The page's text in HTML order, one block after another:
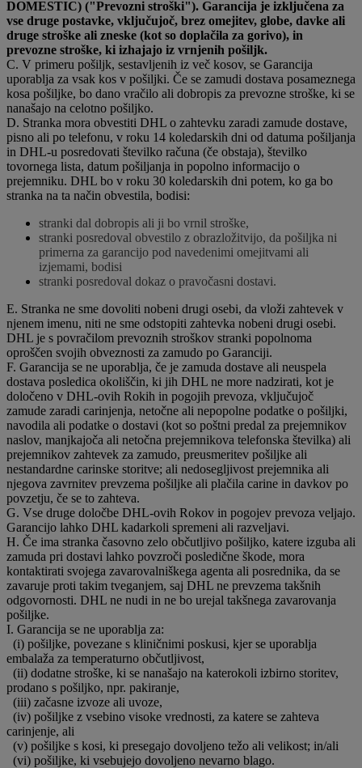
DOMESTIC) ("Prevozni stroški"). Garancija je izključena za
vse druge postavke, vključujoč, brez omejitev, globe, davke ali
druge stroške ali zneske (kot so doplačila za gorivo), in
prevozne stroške, ki izhajajo iz vrnjenih pošiljk.
C. V primeru pošiljk, sestavljenih iz več kosov, se Garancija
uporablja za vsak kos v pošiljki. Če se zamudi dostava posameznega
kosa pošiljke, bo dano vračilo ali dobropis za prevozne stroške, ki se
nanašajo na celotno pošiljko.
D. Stranka mora obvestiti DHL o zahtevku zaradi zamude dostave,
pisno ali po telefonu, v roku 14 koledarskih dni od datuma pošiljanja
in DHL-u posredovati številko računa (če obstaja), številko
tovornega lista, datum pošiljanja in popolno informacijo o
prejemniku. DHL bo v roku 30 koledarskih dni potem, ko ga bo
stranka na ta način obvestila, bodisi:
stranki dal dobropis ali ji bo vrnil stroške,
stranki posredoval obvestilo z obrazložitvijo, da pošiljka ni
primerna za garancijo pod navedenimi omejitvami ali
izjemami, bodisi
stranki posredoval dokaz o pravočasni dostavi.
E. Stranka ne sme dovoliti nobeni drugi osebi, da vloži zahtevek v
njenem imenu, niti ne sme odstopiti zahtevka nobeni drugi osebi.
DHL je s povračilom prevoznih stroškov stranki popolnoma
oproščen svojih obveznosti za zamudo po Garanciji.
F. Garancija se ne uporablja, če je zamuda dostave ali neuspela
dostava posledica okoliščin, ki jih DHL ne more nadzirati, kot je
določeno v DHL-ovih Rokih in pogojih prevoza, vključujoč
zamude zaradi carinjenja, netočne ali nepopolne podatke o pošiljki,
navodila ali podatke o dostavi (kot so poštni predal za prejemnikov
naslov, manjkajoča ali netočna prejemnikova telefonska številka) ali
prejemnikov zahtevek za zamudo, preusmeritev pošiljke ali
nestandardne carinske storitve; ali nedosegljivost prejemnika ali
njegova zavrnitev prevzema pošiljke ali plačila carine in davkov po
povzetju, če se to zahteva.
G. Vse druge določbe DHL-ovih Rokov in pogojev prevoza veljajo.
Garancijo lahko DHL kadarkoli spremeni ali razveljavi.
H. Če ima stranka časovno zelo občutljivo pošiljko, katere izguba ali
zamuda pri dostavi lahko povzroči posledične škode, mora
kontaktirati svojega zavarovalniškega agenta ali posrednika, da se
zavaruje proti takim tveganjem, saj DHL ne prevzema takšnih
odgovornosti. DHL ne nudi in ne bo urejal takšnega zavarovanja
pošiljke.
I. Garancija se ne uporablja za:
(i) pošiljke, povezane s kliničnimi poskusi, kjer se uporablja
embalaža za temperaturno občutljivost,
(ii) dodatne stroške, ki se nanašajo na katerokoli izbirno storitev,
prodano s pošiljko, npr. pakiranje,
(iii) začasne izvoze ali uvoze,
(iv) pošiljke z vsebino visoke vrednosti, za katere se zahteva
carinjenje, ali
(v) pošiljke s kosi, ki presegajo dovoljeno težo ali velikost; in/ali
(vi) pošiljke, ki vsebujejo dovoljeno nevarno blago.